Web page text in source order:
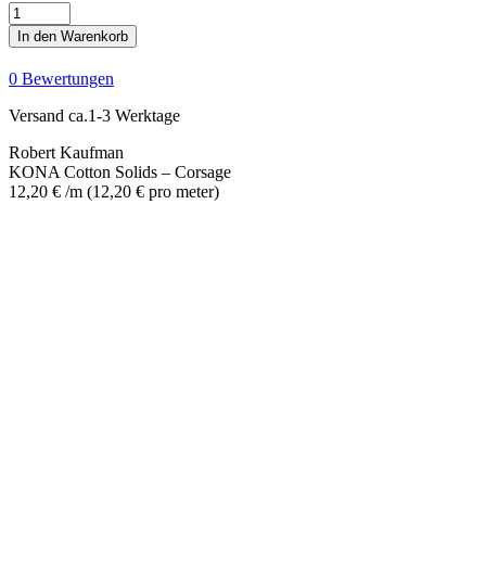
KONA
Cotton
Solids
-
Corsage
Menge
In den Warenkorb
0 Bewertungen
Versand ca.1-3 Werktage
Robert Kaufman
KONA Cotton Solids – Corsage
12,20 € /m (12,20 € pro meter)